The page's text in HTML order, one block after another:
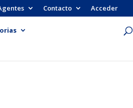
Contacto Acceder